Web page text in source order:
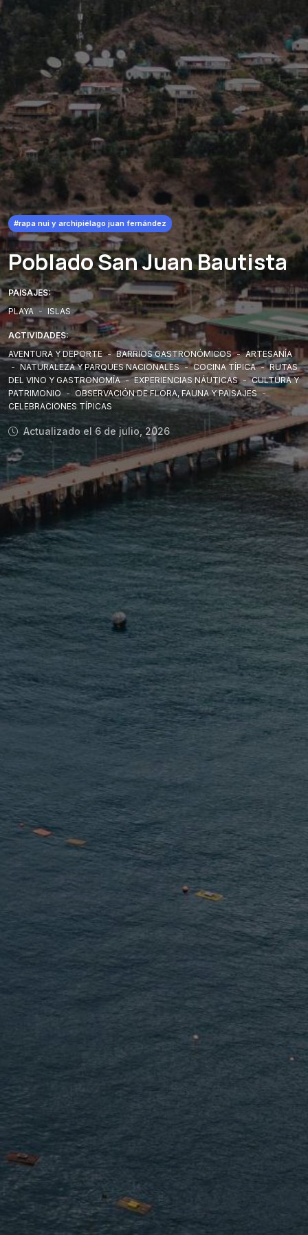
#rapa nui y archipiélago juan fernández
Poblado San Juan Bautista
PAISAJES:
PLAYA - ISLAS
ACTIVIDADES:
AVENTURA Y DEPORTE - BARRIOS GASTRONÓMICOS - ARTESANÍA
- NATURALEZA Y PARQUES NACIONALES - COCINA TÍPICA - RUTAS
DEL VINO Y GASTRONOMÍA - EXPERIENCIAS NÁUTICAS - CULTURA Y
PATRIMONIO - OBSERVACIÓN DE FLORA, FAUNA Y PAISAJES -
CELEBRACIONES TÍPICAS
Actualizado el 6 de julio, 2026